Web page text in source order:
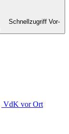
Schnellzugriff Vor-
VdK vor Ort